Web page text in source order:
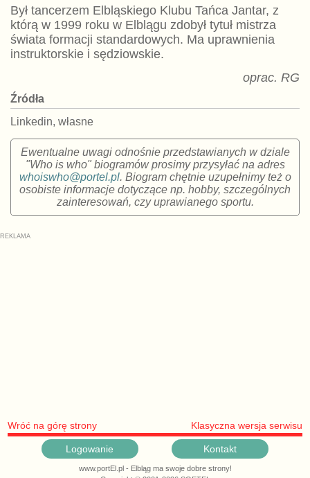
Był tancerzem Elbląskiego Klubu Tańca Jantar, z
którą w 1999 roku w Elblągu zdobył tytuł mistrza
świata formacji standardowych. Ma uprawnienia
instruktorskie i sędziowskie.
oprac. RG
Źródła
Linkedin, własne
Ewentualne uwagi odnośnie przedstawianych w dziale
"Who is who" biogramów prosimy przysyłać na adres
whoiswho@portel.pl. Biogram chętnie uzupełnimy też o
osobiste informacje dotyczące np. hobby, szczególnych
zainteresowań, czy uprawianego sportu.
Wróć na górę strony Klasyczna wersja serwisu
Logowanie Kontakt
www.portEl.pl - Elbląg ma swoje dobre strony!